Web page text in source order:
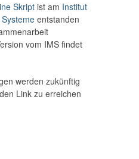
Skript ist am Institut
entstanden
vom IMS findet
werden zukünftig
Link zu erreichen